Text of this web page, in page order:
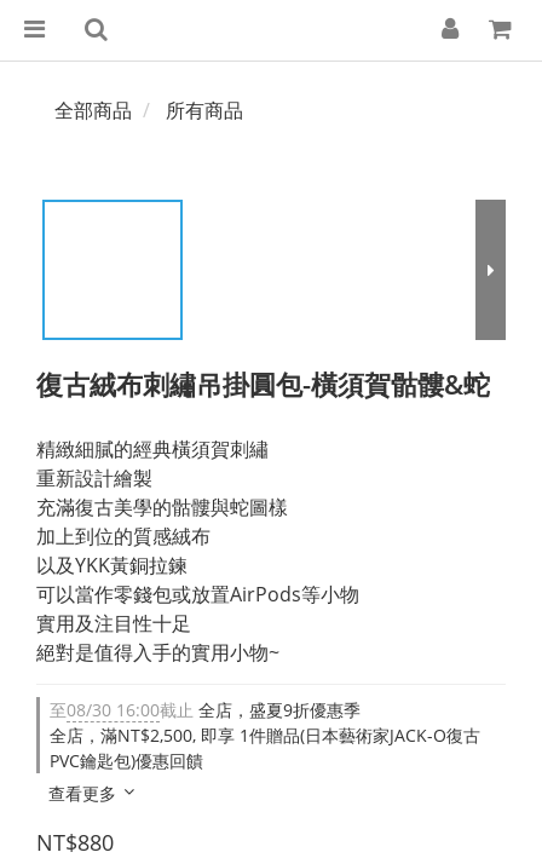
全部商品 所有商品
復古絨布刺繡吊掛圓包-橫須賀骷髏&蛇
精緻細膩的經典橫須賀刺繡
重新設計繪製
充滿復古美學的骷髏與蛇圖樣
加上到位的質感絨布
以及YKK黃銅拉鍊
可以當作零錢包或放置AirPods等小物
實用及注目性十足
絕對是值得入手的實用小物~
至08/30 16:00截止 全店，盛夏9折優惠季
全店，滿NT$2,500, 即享 1件贈品(日本藝術家JACK-O復古
PVC鑰匙包)優惠回饋
查看更多
NT$880